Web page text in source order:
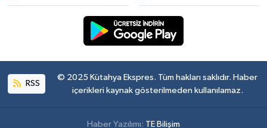
RSS
© 2025 Kütahya Ekspres. Tüm hakları saklıdır. Haber
içerikleri kaynak gösterilmeden kullanılamaz.
Haber Yazılımı: TE Bilişim